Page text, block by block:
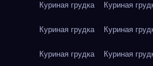
Куриная грудка Куриная
Куриная грудка Куриная
Куриная грудка Куриная